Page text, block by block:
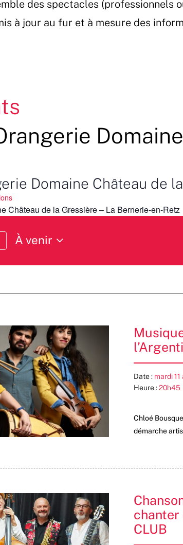
des spectacles (professionnels
à jour au fur et à mesure des
Domaine Château de
Château de la Gressière – La Bernerie-en-Retz
À venir
une
Date : mardi
Heure :20h45
Chloé
démarche
chanter
CLUB